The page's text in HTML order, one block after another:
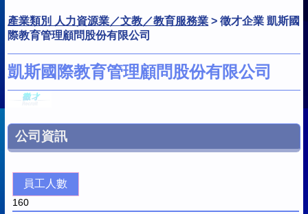
產業類別 人力資源業／文教／教育服務業 >徵才企業 凱斯國
際教育管理顧問股份有限公司
凱斯國際教育管理顧問股份有限公司
公司資訊
員工人數
160